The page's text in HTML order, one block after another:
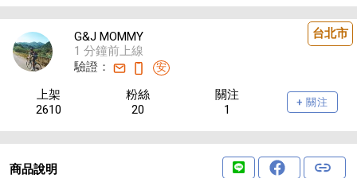
台北市
G&J MOMMY
1 分鐘前上線
驗證：
安
上架
2610
粉絲
20
關注
1
+ 關注
商品說明